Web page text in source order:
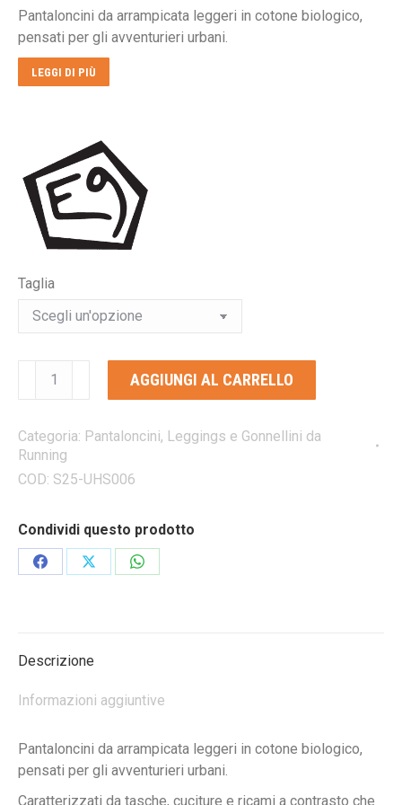
era:
€85,00.
è:
Pantaloncini da arrampicata leggeri in cotone biologico,
pensati per gli avventurieri urbani.
LEGGI DI PIÙ
Taglia
S-
S25
pantaloncini
uomo
AGGIUNGI AL CARRELLO
Categoria: Pantaloncini, Leggings e Gonnellini da
Running
COD: S25-UHS006
Condividi questo prodotto
CondividiCondividiCondividi
Descrizione
Informazioni aggiuntive
Pantaloncini da arrampicata leggeri in cotone biologico,
pensati per gli avventurieri urbani.
Caratterizzati da tasche, cuciture e ricami a contrasto che